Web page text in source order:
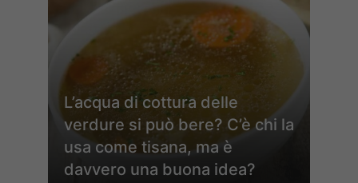
L’acqua di cottura delle
verdure si può bere? C’è chi la
usa come tisana, ma è
davvero una buona idea?